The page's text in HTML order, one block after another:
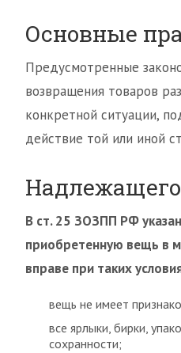
Основные
Предусмотренные
возвращения товаров
конкретной ситуации,
действие той или иной
В ст. 25 ЗОЗПП РФ
приобретенную вещь в
вправе при таких
вещь не имеет
все ярлыки, бирки,
сохранности;